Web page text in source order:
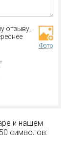
отзыву,
Фото
и нашем
символов: